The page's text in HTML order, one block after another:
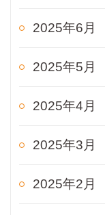
2025年6月
2025年5月
2025年4月
2025年3月
2025年2月